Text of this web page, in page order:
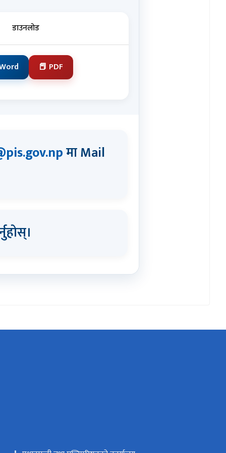
डाउनलोड
📕 PDF
मा Mail